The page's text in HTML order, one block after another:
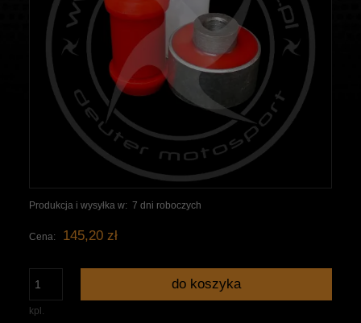
Produkcja i wysyłka w: 7 dni roboczych
Cena: 145,20 zł
kpl.
do koszyka